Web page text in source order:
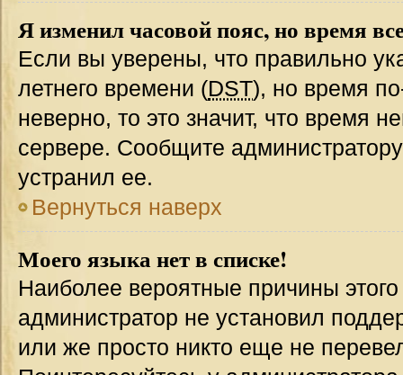
Я изменил часовой пояс, но время
Если вы уверены, что правильно
летнего времени (DST), но время
неверно, то это значит, что время
сервере. Сообщите
устранил ее.
Вернуться наверх
Моего языка нет в списке!
Наиболее вероятные причины этого
администратор не установил
или же просто никто еще не